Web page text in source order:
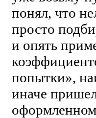
понял, что
просто
и опять
попытки»,
иначе